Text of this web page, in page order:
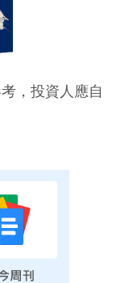
，投資人應自